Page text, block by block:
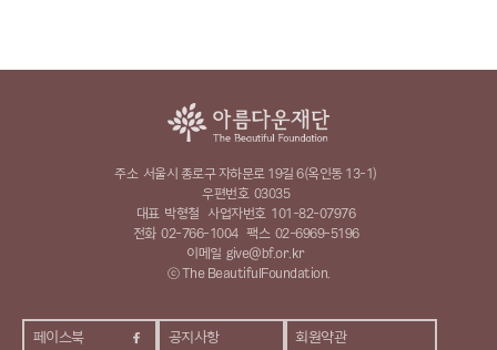
페이스북 공지사항 회원약관
주소 서울시 종로구 자하문로 19길 6(옥인동 13-1)
우편번호 03035
대표 박형철 사업자번호 101-82-07976
전화 02-766-1004 팩스 02-6969-5196
이메일 give@bf.or.kr
ⓒ The BeautifulFoundation.